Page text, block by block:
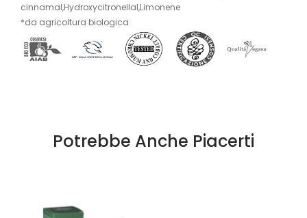
cinnamal,Hydroxycitronellal,Limonene
*da agricoltura biologica
Potrebbe Anche Piacerti